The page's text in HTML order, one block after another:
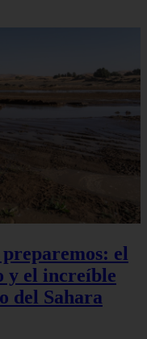
el
y el increíble
del Sahara